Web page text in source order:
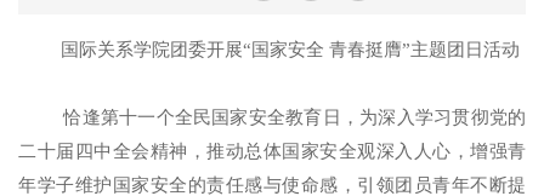
国际关系学院团委开展“国家安全 青春挺膺”主题团日活动
恰逢第十一个全民国家安全教育日，为深入学习贯彻党的
二十届四中全会精神，推动总体国家安全观深入人心，增强青
年学子维护国家安全的责任感与使命感，引领团员青年不断提